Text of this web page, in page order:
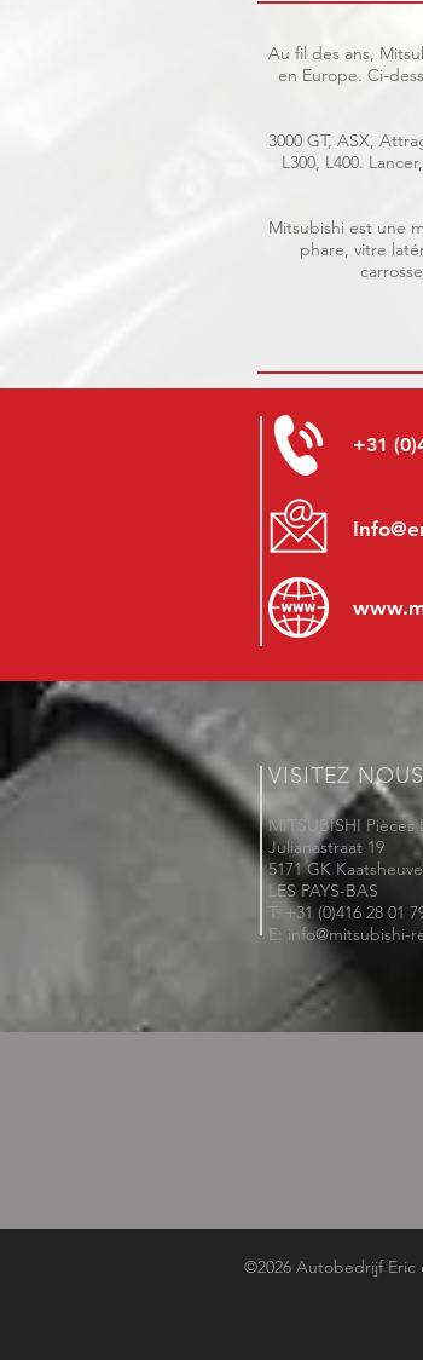
Au fil des ans,
en Europe. Ci-
3000 GT, ASX,
L300, L400.
Mitsubishi est une
phare, vitre
+31
VISITEZ NOUS
MITSUBISHI
Julianastraat 19
5171 GK
LES PAYS-BAS
T: +31 (0)416 28 01
E: info@mitsubishi-
©2026 Autobedrijf Eric